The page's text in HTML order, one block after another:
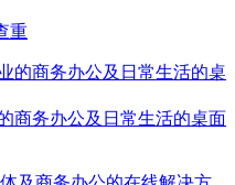
重
商务办公及日常生活的桌面